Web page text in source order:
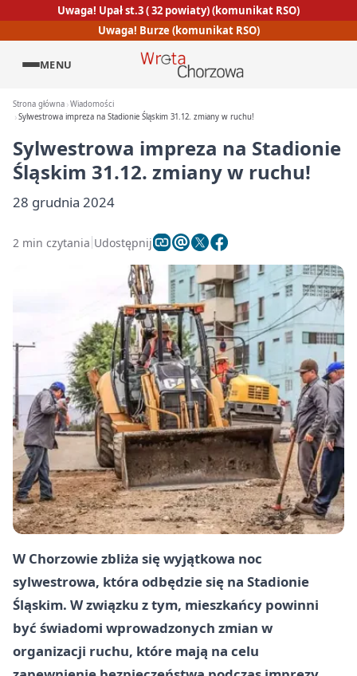
Uwaga! Upał st.3 ( 32 powiaty) (komunikat RSO)
Uwaga! Burze (komunikat RSO)
MENU
Strona główna Wiadomości
Sylwestrowa impreza na Stadionie Śląskim 31.12. zmiany w ruchu!
Sylwestrowa impreza na Stadionie
Śląskim 31.12. zmiany w ruchu!
28 grudnia 2024
2 min czytania Udostępnij
W Chorzowie zbliża się wyjątkowa noc
sylwestrowa, która odbędzie się na Stadionie
Śląskim. W związku z tym, mieszkańcy powinni
być świadomi wprowadzonych zmian w
organizacji ruchu, które mają na celu